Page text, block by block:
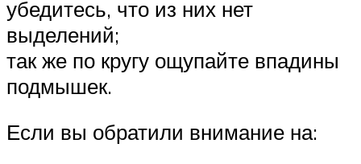
убедитесь, что из них нет
выделений;
так же по кругу ощупайте впадины
подмышек.
Если вы обратили внимание на: